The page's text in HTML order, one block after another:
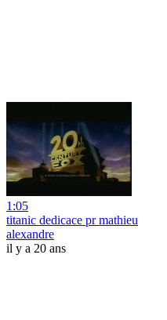
1:05
titanic dedicace pr mathieu
alexandre
il y a 20 ans